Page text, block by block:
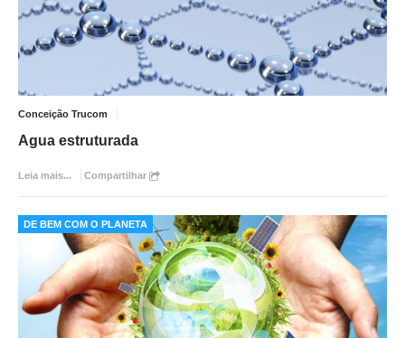
Conceição Trucom
Agua estruturada
Leia mais... Compartilhar
DE BEM COM O PLANETA